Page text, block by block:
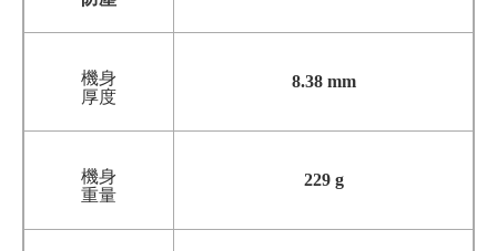
機身
厚度
8.38 mm
機身
重量
229 g